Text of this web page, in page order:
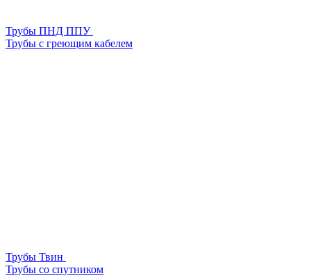
Трубы ПНД ППУ
Трубы с греющим кабелем
Трубы Твин
Трубы со спутником